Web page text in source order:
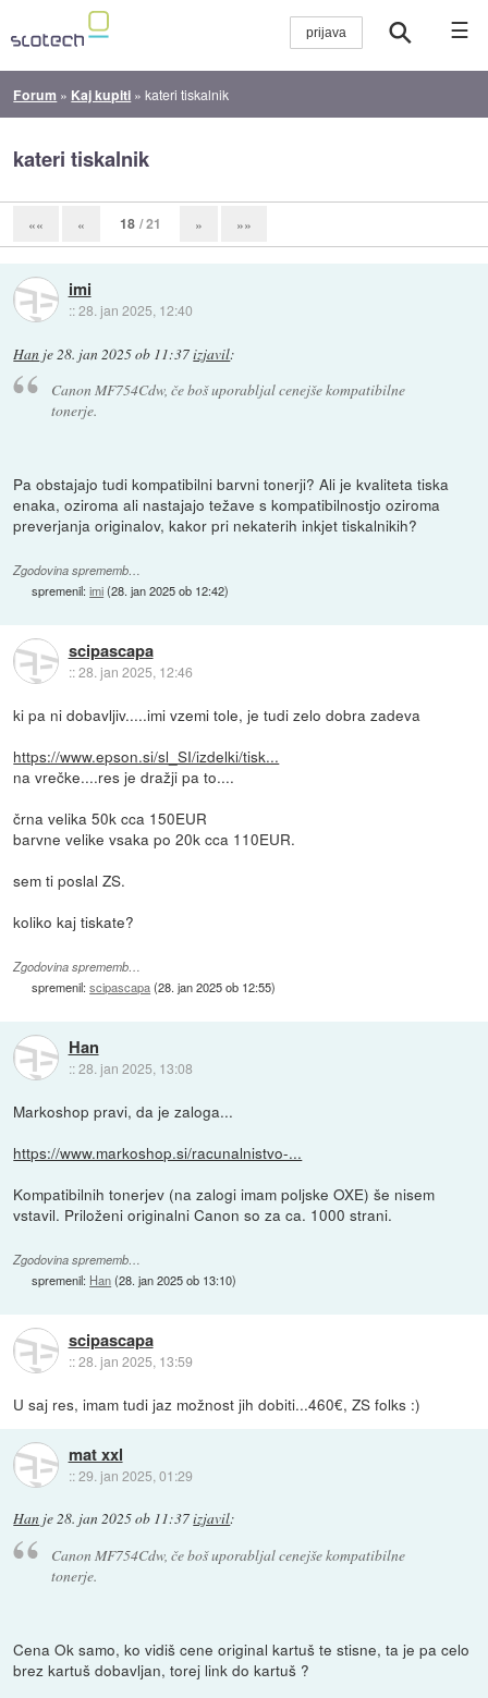
☰
Forum » Kaj kupiti »kateri tiskalnik
kateri tiskalnik
«« « 18 / 21 » »»
imi
::28. jan 2025, 12:40
Han je28. jan 2025 ob 11:37izjavil:
Canon MF754Cdw, če boš uporabljal cenejše kompatibilne
tonerje.
Pa obstajajo tudi kompatibilni barvni tonerji? Ali je kvaliteta tiska
enaka, oziroma ali nastajajo težave s kompatibilnostjo oziroma
preverjanja originalov, kakor pri nekaterih inkjet tiskalnikih?
Zgodovina sprememb…
spremenil:imi(28. jan 2025 ob 12:42)
scipascapa
::28. jan 2025, 12:46
ki pa ni dobavljiv.....imi vzemi tole, je tudi zelo dobra zadeva
https://www.epson.si/sl_SI/izdelki/tisk...
na vrečke....res je dražji pa to....
črna velika 50k cca 150EUR
barvne velike vsaka po 20k cca 110EUR.
sem ti poslal ZS.
koliko kaj tiskate?
Zgodovina sprememb…
spremenil:scipascapa(28. jan 2025 ob 12:55)
Han
::28. jan 2025, 13:08
Markoshop pravi, da je zaloga...
https://www.markoshop.si/racunalnistvo-...
Kompatibilnih tonerjev (na zalogi imam poljske OXE) še nisem
vstavil. Priloženi originalni Canon so za ca. 1000 strani.
Zgodovina sprememb…
spremenil: Han(28. jan 2025 ob 13:10)
scipascapa
::28. jan 2025, 13:59
U saj res, imam tudi jaz možnost jih dobiti...460€, ZS folks :)
mat xxl
::29. jan 2025, 01:29
Han je28. jan 2025 ob 11:37izjavil:
Canon MF754Cdw, če boš uporabljal cenejše kompatibilne
tonerje.
Cena Ok samo, ko vidiš cene original kartuš te stisne, ta je pa celo
brez kartuš dobavljan, torej link do kartuš ?